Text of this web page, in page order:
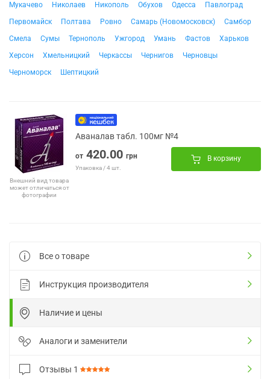
Мукачево
Николаев Никополь Обухов Одесса
Павлоград
Первомайск
Полтава Ровно Самарь (Новомосковск)
Самбор
Смела
Сумы Тернополь Ужгород Умань Фастов
Харьков
Херсон
Хмельницкий Черкассы Чернигов
Черновцы
Черноморск
Шептицкий
Внешний вид товара
может отличаться от
фотографии
Аваналав табл. 100мг №4
от 420.00 грн
Упаковка / 4 шт.
В корзину
Все о товаре
Инструкция производителя
Наличие и цены
Аналоги и заменители
Отзывы 1